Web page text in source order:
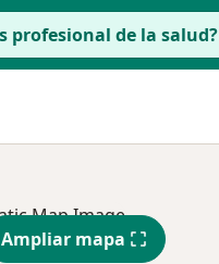
profesional de la salud?
Ampliar mapa